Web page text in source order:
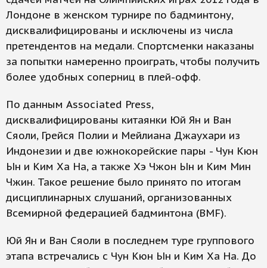
Лондоне в женском турнире по бадминтону,
дисквалифицированы и исключены из числа
претендентов на медали. Спортсменки наказаны
за попытки намеренно проиграть, чтобы получить
более удобных соперниц в плей-офф.
По данным Associated Press,
дисквалифицированы китаянки Юй Ян и Ван
Сяоли, Грейся Полии и Мейлиана Джаухари из
Индонезии и две южнокорейские пары - Чун Кюн
Ын и Ким Ха На, а также Хэ Чжон Ын и Ким Мин
Чжин. Такое решение было принято по итогам
дисциплинарных слушаний, организованных
Всемирной федерацией бадминтона (BMF).
Юй Ян и Ван Сяоли в последнем туре группового
этапа встречались с Чун Кюн Ын и Ким Ха На. До